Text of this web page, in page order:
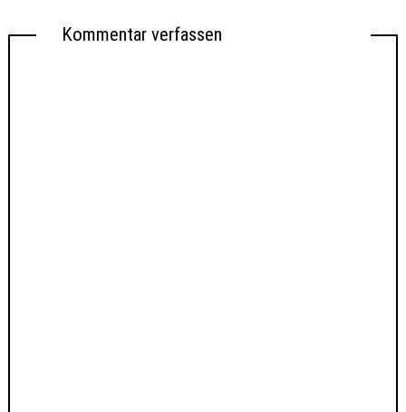
Kommentar verfassen